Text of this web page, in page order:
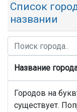
Список
названии
Название
Городов на
существует.